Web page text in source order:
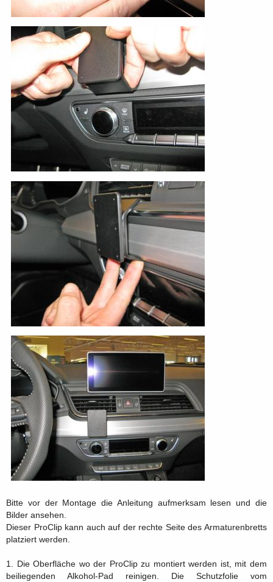
Bitte vor der Montage die Anleitung aufmerksam lesen und die
Bilder ansehen.
Dieser ProClip kann auch auf der rechte Seite des Armaturenbretts
platziert werden.
1. Die Oberfläche wo der ProClip zu montiert werden ist, mit dem
beiliegenden Alkohol-Pad reinigen. Die Schutzfolie vom